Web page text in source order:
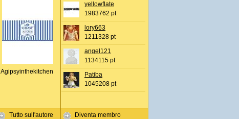
Agipsyinthekitchen
Tutto sull'autore
yellowflate
1983762 pt
lory663
1211328 pt
angel121
1134115 pt
Patiba
1045208 pt
Diventa membro